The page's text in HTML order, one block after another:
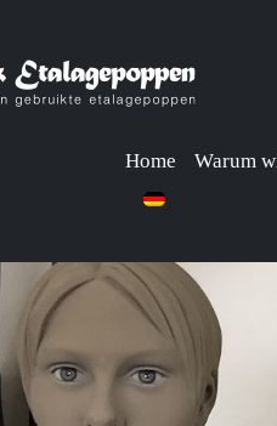
Home Warum